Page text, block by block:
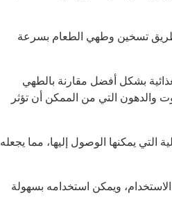
طريق تسخين وطهي الطعام بسرعة
بشكل أفضل مقارنة بالطهي
والدهون التي من الممكن أن تؤثر
التي يمكنها الوصول إليها، مما يجعله
ويمكن استخدامه بسهولة